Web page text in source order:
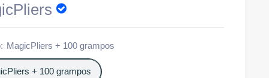
MagicPliers + 100 grampos
+ 100 grampos